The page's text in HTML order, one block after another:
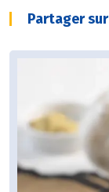
Partager sur